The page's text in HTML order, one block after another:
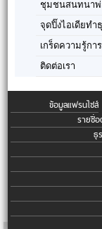
ชุมชนสนทนาพ่
จุดปิ๊งไอเดียทำ
เกร็ดความรู้กา
ติดต่อเรา
ข้อมูลแฟรนไชส์
รายชื่
ธุ